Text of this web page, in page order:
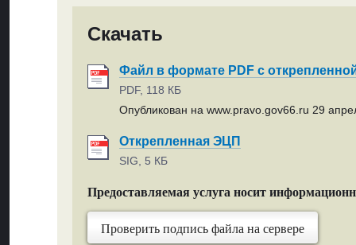
Скачать
Файл в формате PDF с
PDF, 118 КБ
Опубликован на www.pravo.gov66.ru 29
Открепленная ЭЦП
SIG, 5 КБ
Предоставляемая услуга носит
Проверить подпись файла на сервере